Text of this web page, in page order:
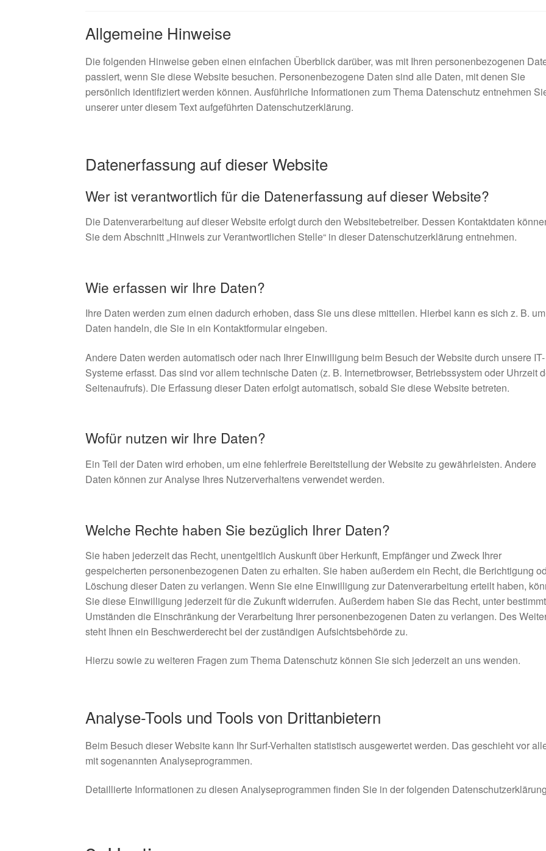
Allgemeine Hinweise
Die folgenden Hinweise geben einen einfachen Überblick darüber, was mit Ihren personenbezogenen
passiert, wenn Sie diese Website besuchen. Personenbezogene Daten sind alle Daten, mit denen Sie
persönlich identifiziert werden können. Ausführliche Informationen zum Thema Datenschutz entnehmen
unserer unter diesem Text aufgeführten Datenschutzerklärung.
Datenerfassung auf dieser Website
Wer ist verantwortlich für die Datenerfassung auf dieser Website?
Die Datenverarbeitung auf dieser Website erfolgt durch den Websitebetreiber. Dessen Kontaktdaten
Sie dem Abschnitt „Hinweis zur Verantwortlichen Stelle“ in dieser Datenschutzerklärung entnehmen.
Wie erfassen wir Ihre Daten?
Ihre Daten werden zum einen dadurch erhoben, dass Sie uns diese mitteilen. Hierbei kann es sich z. B. um
Daten handeln, die Sie in ein Kontaktformular eingeben.
Andere Daten werden automatisch oder nach Ihrer Einwilligung beim Besuch der Website durch unsere IT-
Systeme erfasst. Das sind vor allem technische Daten (z. B. Internetbrowser, Betriebssystem oder Uhrzeit
Seitenaufrufs). Die Erfassung dieser Daten erfolgt automatisch, sobald Sie diese Website betreten.
Wofür nutzen wir Ihre Daten?
Ein Teil der Daten wird erhoben, um eine fehlerfreie Bereitstellung der Website zu gewährleisten. Andere
Daten können zur Analyse Ihres Nutzerverhaltens verwendet werden.
Welche Rechte haben Sie bezüglich Ihrer Daten?
Sie haben jederzeit das Recht, unentgeltlich Auskunft über Herkunft, Empfänger und Zweck Ihrer
gespeicherten personenbezogenen Daten zu erhalten. Sie haben außerdem ein Recht, die Berichtigung
Löschung dieser Daten zu verlangen. Wenn Sie eine Einwilligung zur Datenverarbeitung erteilt haben,
Sie diese Einwilligung jederzeit für die Zukunft widerrufen. Außerdem haben Sie das Recht, unter
Umständen die Einschränkung der Verarbeitung Ihrer personenbezogenen Daten zu verlangen. Des
steht Ihnen ein Beschwerderecht bei der zuständigen Aufsichtsbehörde zu.
Hierzu sowie zu weiteren Fragen zum Thema Datenschutz können Sie sich jederzeit an uns wenden.
Analyse-Tools und Tools von Dritt­anbietern
Beim Besuch dieser Website kann Ihr Surf-Verhalten statistisch ausgewertet werden. Das geschieht vor
mit sogenannten Analyseprogrammen.
Detaillierte Informationen zu diesen Analyseprogrammen finden Sie in der folgenden